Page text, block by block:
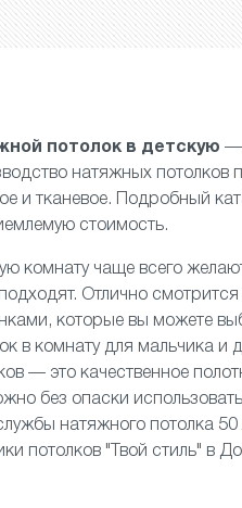
потолок в детскую —
натяжных
итканевое. Подробный
стоимость.
комнату чаще всего
подходят. Отлично
которые вы можете
в комнату для мальчика и
— это качественное
без опаски
натяжного потолка
потолков "Твой стиль" в